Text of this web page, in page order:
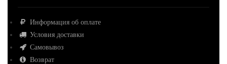
Информация об оплате
Условия доставки
Самовывоз
Возврат